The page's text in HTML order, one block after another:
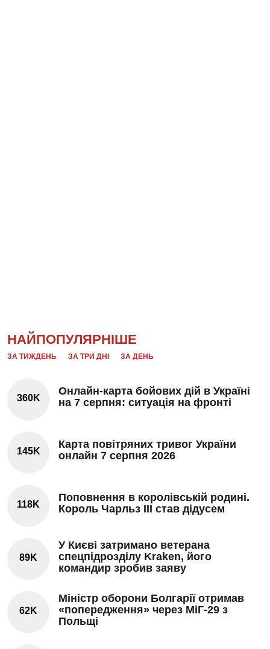
НАЙПОПУЛЯРНІШЕ
ЗА ТИЖДЕНЬ ЗА ТРИ ДНІ ЗА ДЕНЬ
360K
Онлайн-карта бойових дій в Україні
на 7 серпня: ситуація на фронті
145K
Карта повітряних тривог України
онлайн 7 серпня 2026
118K
Поповнення в королівській родині.
Король Чарльз III став дідусем
89K
У Києві затримано ветерана
спецпідрозділу Kraken, його
командир зробив заяву
62K
Міністр оборони Болгарії отримав
«попередження» через МіГ-29 з
Польщі